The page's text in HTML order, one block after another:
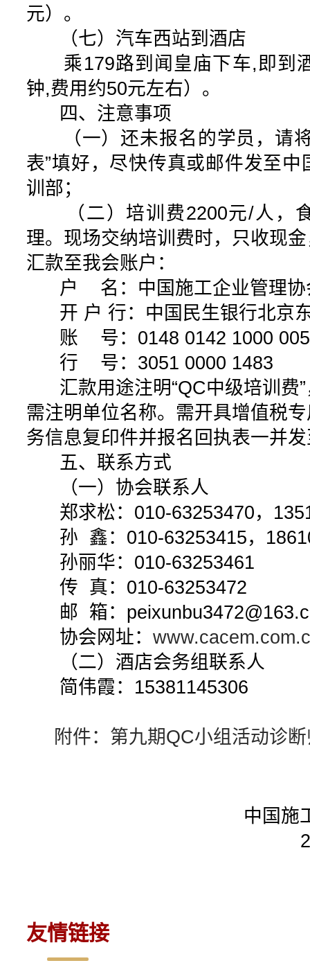
元）。
（七）汽车西站到酒店
乘179路到闻皇庙下车,即到
钟,费用约50元左右）。
四、注意事项
（一）还未报名的学员，请将
表”填好，尽快传真或邮件发至
训部；
（二）培训费2200元/人，
理。现场交纳培训费时，只收现
汇款至我会账户：
户 名：中国施工企业管理协
开 户 行：中国民生银行北京
账 号：0148 0142 1000
行 号：3051 0000 1483
汇款用途注明“QC中级培训费”
需注明单位名称。需开具增值税
务信息复印件并报名回执表一并
五、联系方式
（一）协会联系人
郑求松：010-63253470，
孙 鑫：010-63253415，
孙丽华：010-63253461
传 真：010-63253472
邮 箱：
协会网址：
（二）酒店会务组联系人
简伟霞：15381145306
附件：第九期QC小组活动诊断
中国施工企业管
2017年2
友情链接